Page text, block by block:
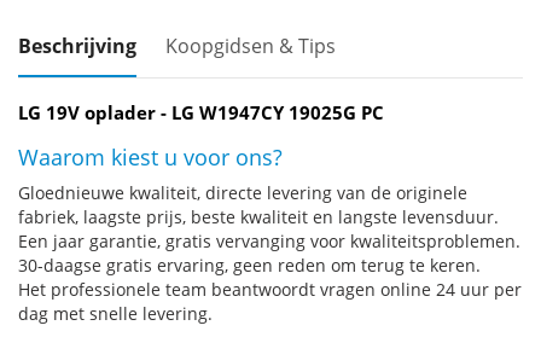
Beschrijving Koopgidsen & Tips
LG 19V oplader - LG W1947CY 19025G PC
Waarom kiest u voor ons?
Gloednieuwe kwaliteit, directe levering van de originele
fabriek, laagste prijs, beste kwaliteit en langste levensduur.
Een jaar garantie, gratis vervanging voor kwaliteitsproblemen.
30-daagse gratis ervaring, geen reden om terug te keren.
Het professionele team beantwoordt vragen online 24 uur per
dag met snelle levering.